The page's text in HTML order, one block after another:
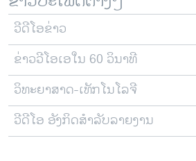
ວີດີໂອຂ່າວ
ຂ່າວວີໂອເອໃນ 60 ວິນາທີ
ວິທະຍາສາດ-ເທັກໂນໂລຈີ
ວີດີໂອ ອັງກິດສຳລັບລາຍງານ